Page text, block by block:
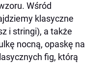
Wśród
klasyczne
i stringi), a także
nocną, opaskę na
fig, którą